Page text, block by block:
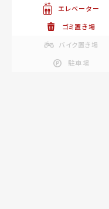
エレベーター
ゴミ置き場
バイク置き場
駐車場